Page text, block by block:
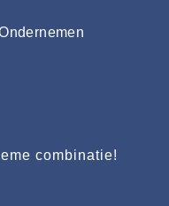
combinatie!